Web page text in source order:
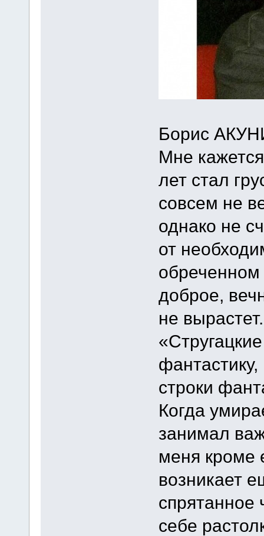
Борис
Мне
лет стал
совсем не
однако не
от
обреченном
доброе,
не вырастет.
строки
Когда
занимал
меня кроме
возникает
спрятанное
себе